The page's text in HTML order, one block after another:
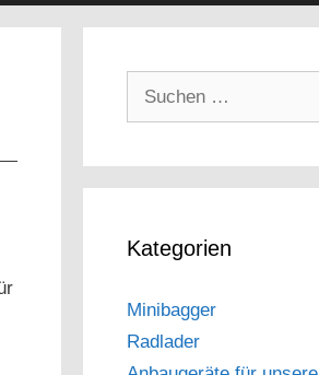
nach:
Kategorien
Minibagger
Radlader